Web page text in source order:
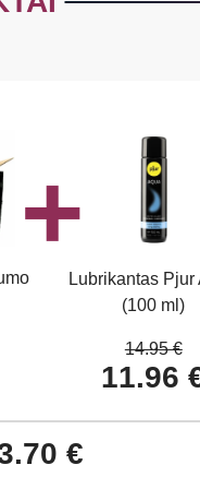
Lubrikantas Pjur
(100 ml)
14.95 €
11.96
€